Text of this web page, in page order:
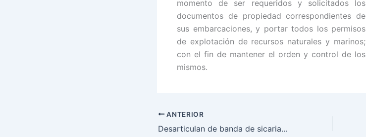
momento de ser requeridos y solicitados los
documentos de propiedad correspondientes de
sus embarcaciones, y portar todos los permisos
de explotación de recursos naturales y marinos;
con el fin de mantener el orden y control de los
mismos.
ANTERIOR
Desarticulan de banda de sicariato denominada «los sarmientos»